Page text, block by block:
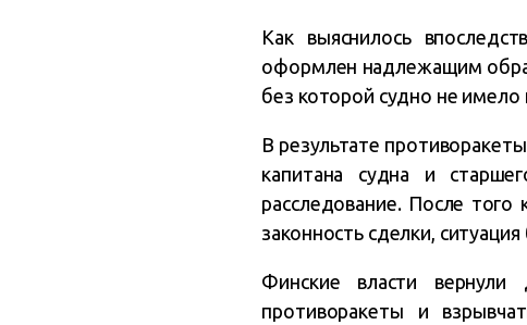
Как выяснилось
оформлен надлежащим
без которой судно не имело
В результате
капитана судна и
расследование. После
законность сделки,
Финские власти
противоракеты и